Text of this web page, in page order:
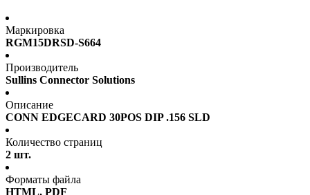
Маркировка
RGM15DRSD-S664
Производитель
Sullins Connector Solutions
Описание
CONN EDGECARD 30POS DIP .156 SLD
Количество страниц
2 шт.
Форматы файла
HTML, PDF